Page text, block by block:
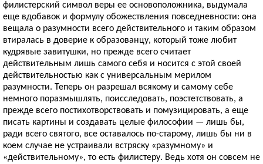
филистерский символ веры ее основоположника, выдумала
еще вдобавок и формулу обожествления повседневности: она
вещала о разумности всего действительного и таким образом
втиралась в доверие к образованцу, который тоже любит
кудрявые завитушки, но прежде всего считает
действительным лишь самого себя и носится с этой своей
действительностью как с универсальным мерилом
разумности. Теперь он разрешал всякому и самому себе
немного поразмышлять, поисследовать, поэстетствовать, а
прежде всего постихотворствовать и помузицировать, а еще
писать картины и создавать целые философии — лишь бы,
ради всего святого, все оставалось по-старому, лишь бы ни в
коем случае не устраивали встряску «разумному» и
«действительному», то есть филистеру. Ведь хотя он совсем не